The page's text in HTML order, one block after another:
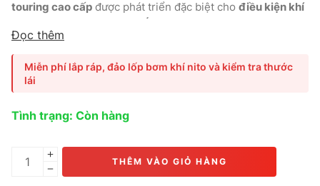
touring cao cấp được phát triển đặc biệt cho điều kiện khí
phanh an toàn và độ bền ấn tượng.
DT1 Compound
trì độ bám đường ổn định. Phù hợp choMazda 6, Toyota
Camry, Honda Accord, Kia K5, Hyundai Elantra.
Đọc thêm
Miễn phí lắp ráp, đảo lốp bơm khí nito và kiểm tra thước
lái
Tình trạng: Còn hàng
THÊM VÀO GIỎ HÀNG